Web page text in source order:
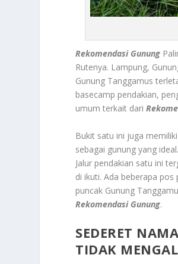
Rekomendasi Gunung
Rutenya. Lampung,
Gunung Tanggamus
basecamp pendakian,
umum terkait dari
Bukit satu ini juga
sebagai gunung yang
Jalur pendakian satu ini
di ikuti. Ada beberapa
puncak Gunung
Rekomendasi Gunung.
SEDERET
TIDAK